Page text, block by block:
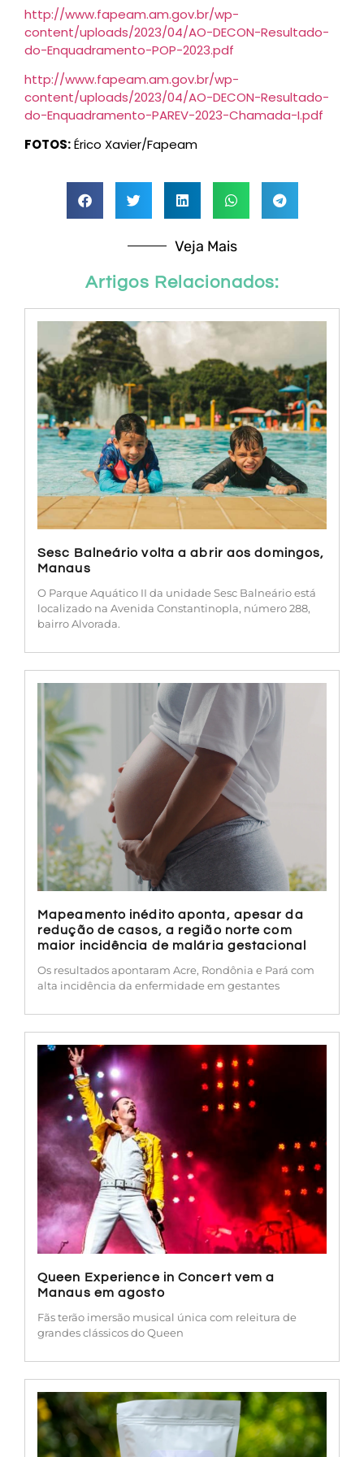
http://www.fapeam.am.gov.br/wp-
content/uploads/2023/04/AO-DECON-Resultado-
do-Enquadramento-POP-2023.pdf
http://www.fapeam.am.gov.br/wp-
content/uploads/2023/04/AO-DECON-Resultado-
do-Enquadramento-PAREV-2023-Chamada-I.pdf
FOTOS:Érico Xavier/Fapeam
Veja Mais
Artigos Relacionados:
Sesc Balneário volta a abrir aos domingos,
Manaus
O Parque Aquático II da unidade Sesc Balneário está
localizado na Avenida Constantinopla, número 288,
bairro Alvorada.
Mapeamento inédito aponta, apesar da
redução de casos, a região norte com
maior incidência de malária gestacional
Os resultados apontaram Acre, Rondônia e Pará com
alta incidência da enfermidade em gestantes
Queen Experience in Concert vem a
Manaus em agosto
Fãs terão imersão musical única com releitura de
grandes clássicos do Queen